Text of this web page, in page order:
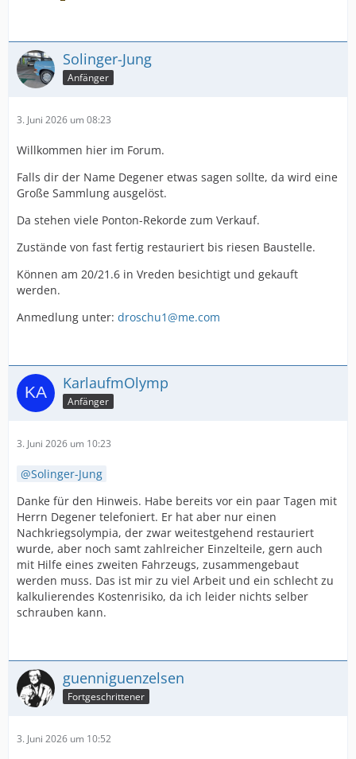
Solinger-Jung
Anfänger
3. Juni 2026 um 08:23
Willkommen hier im Forum.
Falls dir der Name Degener etwas sagen sollte, da wird eine
Große Sammlung ausgelöst.
Da stehen viele Ponton-Rekorde zum Verkauf.
Zustände von fast fertig restauriert bis riesen Baustelle.
Können am 20/21.6 in Vreden besichtigt und gekauft
werden.
Anmedlung unter: droschu1@me.com
KarlaufmOlymp
Anfänger
3. Juni 2026 um 10:23
Solinger-Jung
Danke für den Hinweis. Habe bereits vor ein paar Tagen mit
Herrn Degener telefoniert. Er hat aber nur einen
Nachkriegsolympia, der zwar weitestgehend restauriert
wurde, aber noch samt zahlreicher Einzelteile, gern auch
mit Hilfe eines zweiten Fahrzeugs, zusammengebaut
werden muss. Das ist mir zu viel Arbeit und ein schlecht zu
kalkulierendes Kostenrisiko, da ich leider nichts selber
schrauben kann.
guenniguenzelsen
Fortgeschrittener
3. Juni 2026 um 10:52